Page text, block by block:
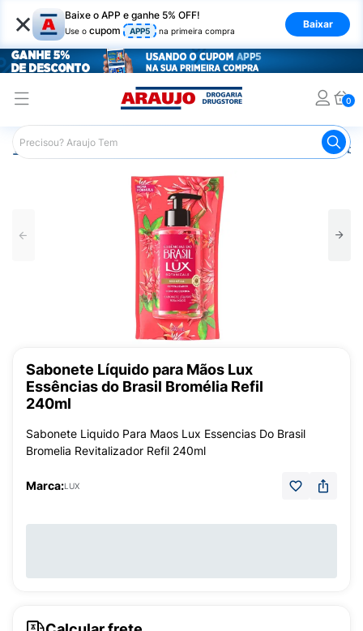
× Baixe o APP e ganhe 5% OFF!
Use o cupom APP5 na primeira compra
Baixar
0
Araujo Beleza e Cuidados
Sabonete Líquido para Mãos Lux
Essências do Brasil Bromélia Refil
240ml
Sabonete Liquido Para Maos Lux Essencias Do Brasil
Bromelia Revitalizador Refil 240ml
Marca:LUX